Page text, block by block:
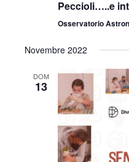
Peccioli…..e
Osservatorio
Novembre 2022
DOM
13